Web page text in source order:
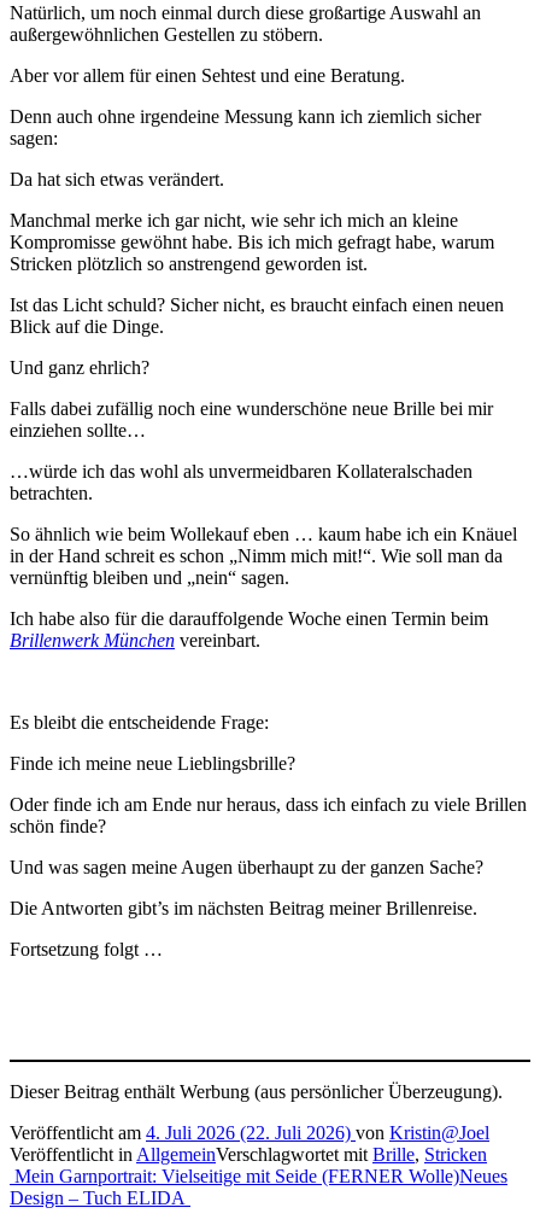
Natürlich, um noch einmal durch diese großartige Auswahl an
außergewöhnlichen Gestellen zu stöbern.
Aber vor allem für einen Sehtest und eine Beratung.
Denn auch ohne irgendeine Messung kann ich ziemlich sicher
sagen:
Da hat sich etwas verändert.
Manchmal merke ich gar nicht, wie sehr ich mich an kleine
Kompromisse gewöhnt habe. Bis ich mich gefragt habe, warum
Stricken plötzlich so anstrengend geworden ist.
Ist das Licht schuld? Sicher nicht, es braucht einfach einen neuen
Blick auf die Dinge.
Und ganz ehrlich?
Falls dabei zufällig noch eine wunderschöne neue Brille bei mir
einziehen sollte…
…würde ich das wohl als unvermeidbaren Kollateralschaden
betrachten.
So ähnlich wie beim Wollekauf eben … kaum habe ich ein Knäuel
in der Hand schreit es schon „Nimm mich mit!“. Wie soll man da
vernünftig bleiben und „nein“ sagen.
Ich habe also für die darauffolgende Woche einen Termin beim
Brillenwerk München vereinbart.
Es bleibt die entscheidende Frage:
Finde ich meine neue Lieblingsbrille?
Oder finde ich am Ende nur heraus, dass ich einfach zu viele Brillen
schön finde?
Und was sagen meine Augen überhaupt zu der ganzen Sache?
Die Antworten gibt’s im nächsten Beitrag meiner Brillenreise.
Fortsetzung folgt …
Dieser Beitrag enthält Werbung (aus persönlicher Überzeugung).
Veröffentlicht am 4. Juli 2026 (22. Juli 2026) von Kristin@Joel
Veröffentlicht in AllgemeinVerschlagwortet mit Brille, Stricken
Beitragsnavigation
Mein Garnportrait: Vielseitige mit Seide (FERNER Wolle)Neues
Design – Tuch ELIDA